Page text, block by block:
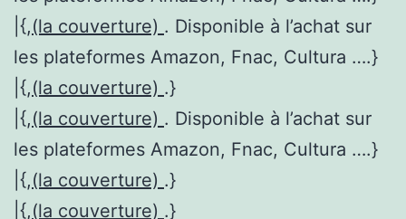
|{,(la couverture) . Disponible à l’achat sur
les plateformes Amazon, Fnac, Cultura ….}
|{,(la couverture) .}
|{,(la couverture) . Disponible à l’achat sur
les plateformes Amazon, Fnac, Cultura ….}
|{,(la couverture) .}
|{,(la couverture) .}